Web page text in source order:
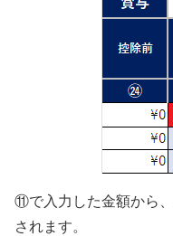
⑪で入力した金額から、
されます。